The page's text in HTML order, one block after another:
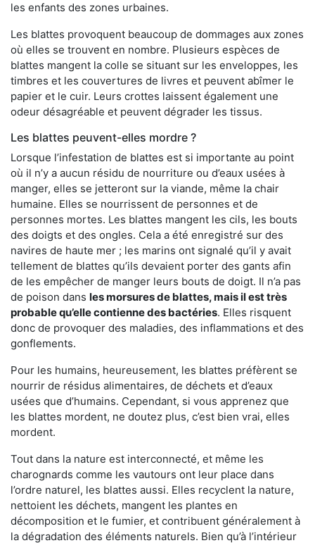
les enfants des zones urbaines.
Les blattes provoquent beaucoup de dommages aux zones
où elles se trouvent en nombre. Plusieurs espèces de
blattes mangent la colle se situant sur les enveloppes, les
timbres et les couvertures de livres et peuvent abîmer le
papier et le cuir. Leurs crottes laissent également une
odeur désagréable et peuvent dégrader les tissus.
Les blattes peuvent-elles mordre ?
Lorsque l’infestation de blattes est si importante au point
où il n’y a aucun résidu de nourriture ou d’eaux usées à
manger, elles se jetteront sur la viande, même la chair
humaine. Elles se nourrissent de personnes et de
personnes mortes. Les blattes mangent les cils, les bouts
des doigts et des ongles. Cela a été enregistré sur des
navires de haute mer ; les marins ont signalé qu’il y avait
tellement de blattes qu’ils devaient porter des gants afin
de les empêcher de manger leurs bouts de doigt. Il n’a pas
de poison dans les morsures de blattes, mais il est très
probable qu’elle contienne des bactéries. Elles risquent
donc de provoquer des maladies, des inflammations et des
gonflements.
Pour les humains, heureusement, les blattes préfèrent se
nourrir de résidus alimentaires, de déchets et d’eaux
usées que d’humains. Cependant, si vous apprenez que
les blattes mordent, ne doutez plus, c’est bien vrai, elles
mordent.
Tout dans la nature est interconnecté, et même les
charognards comme les vautours ont leur place dans
l’ordre naturel, les blattes aussi. Elles recyclent la nature,
nettoient les déchets, mangent les plantes en
décomposition et le fumier, et contribuent généralement à
la dégradation des éléments naturels. Bien qu’à l’intérieur